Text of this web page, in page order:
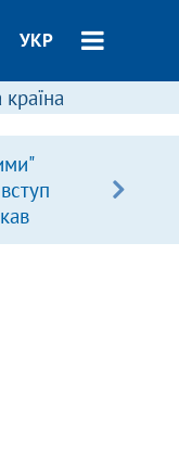
УКР